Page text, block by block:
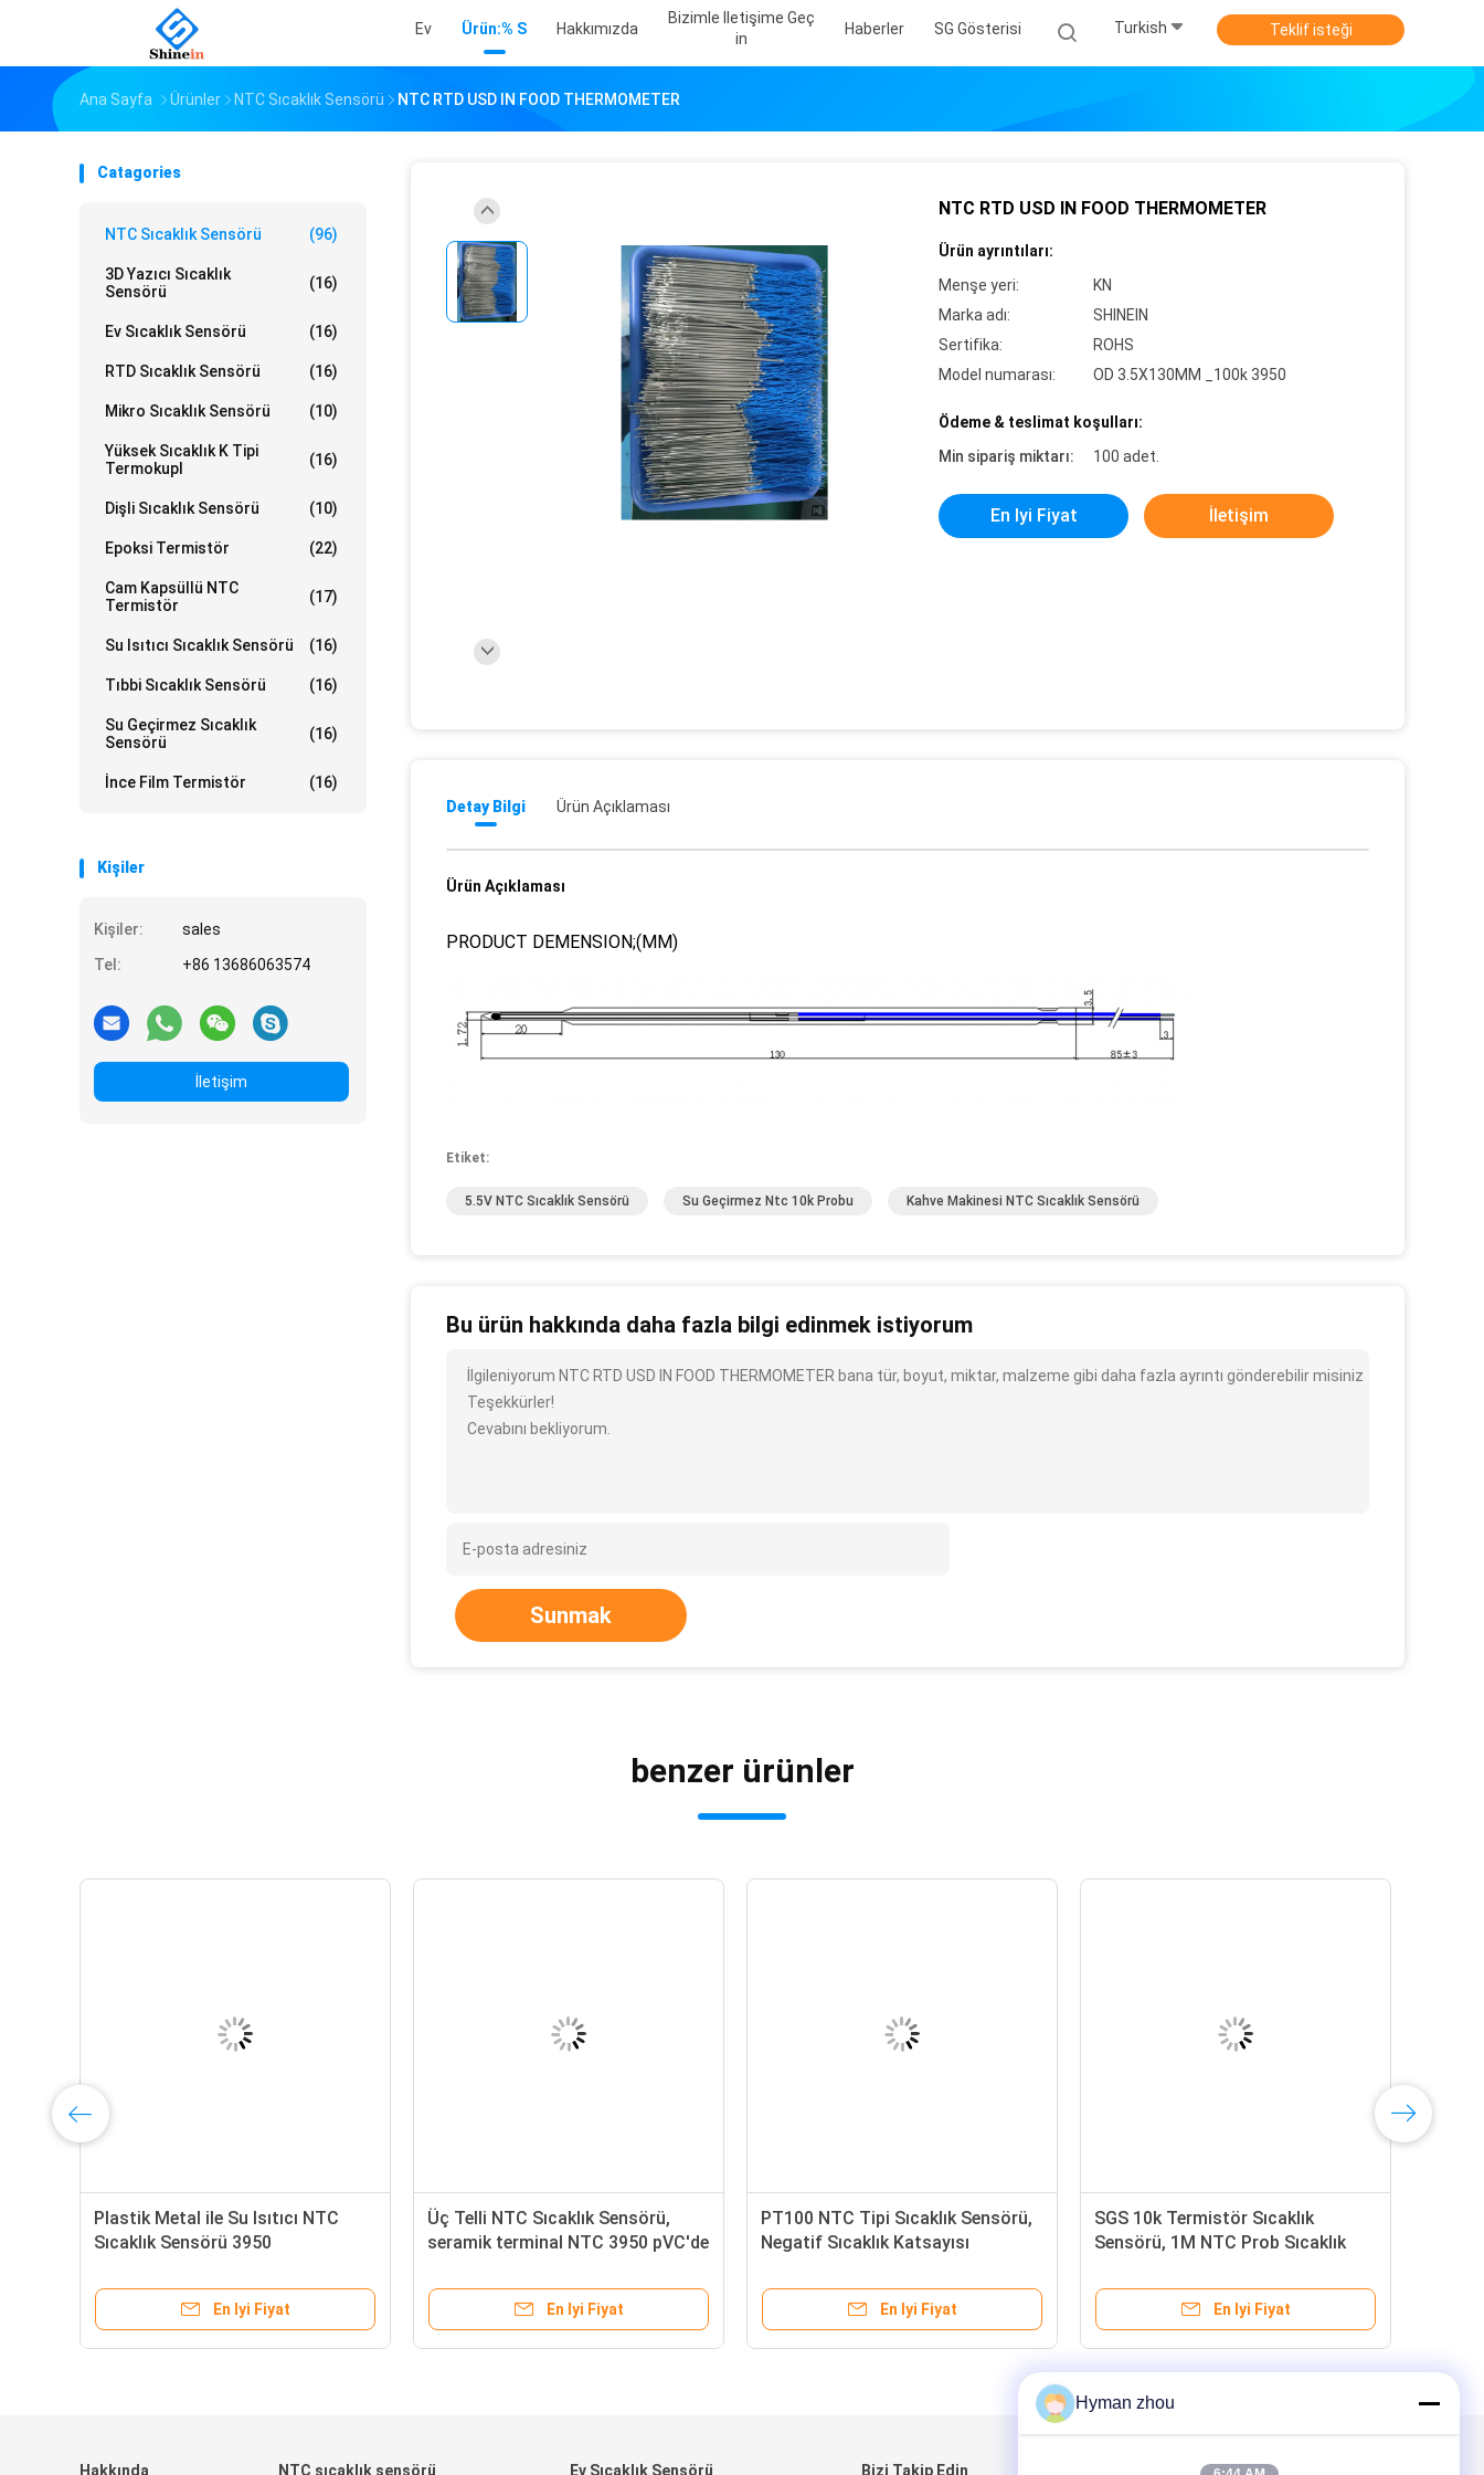
Ev Ürün:% S Hakkımızda
Bizimle Iletişime Geç
In
Haberler SG Gösterisi Turkish Teklif isteği
Ana Sayfa Ürünler NTC Sıcaklık Sensörü NTC RTD USD IN FOOD THERMOMETER
Catagories
NTC Sıcaklık Sensörü (96)
3D Yazıcı Sıcaklık
Sensörü
(16)
Ev Sıcaklık Sensörü (16)
RTD Sıcaklık Sensörü (16)
Mikro Sıcaklık Sensörü (10)
Yüksek Sıcaklık K Tipi
Termokupl
(16)
Dişli Sıcaklık Sensörü (10)
Epoksi Termistör (22)
Cam Kapsüllü NTC
Termistör
(17)
Su Isıtıcı Sıcaklık Sensörü (16)
Tıbbi Sıcaklık Sensörü (16)
Su Geçirmez Sıcaklık
Sensörü
(16)
İnce Film Termistör (16)
Kişiler
Kişiler:
sales
Tel:
+86 13686063574
İletişim
NTC RTD USD IN FOOD THERMOMETER
Ürün ayrıntıları:
Menşe yeri:
KN
Marka adı:
SHINEIN
Sertifika:
ROHS
Model numarası:
OD 3.5X130MM _100k 3950
Ödeme & teslimat koşulları:
Min sipariş miktarı:
100 adet.
En Iyi Fiyat İletişim
Detay Bilgi Ürün Açıklaması
Ürün Açıklaması
PRODUCT DEMENSION;(MM)
Etiket:
5.5V NTC Sıcaklık Sensörü Su Geçirmez Ntc 10k Probu Kahve Makinesi NTC Sıcaklık Sensörü
Bu ürün hakkında daha fazla bilgi edinmek istiyorum
İlgileniyorum NTC RTD USD IN FOOD THERMOMETER bana tür, boyut, miktar, malzeme gibi daha fazla ayrıntı gönderebilir misiniz
Teşekkürler!
Cevabını bekliyorum.
Sunmak
benzer ürünler
Plastik Metal ile Su Isıtıcı NTC
Sıcaklık Sensörü 3950
En Iyi Fiyat
Üç Telli NTC Sıcaklık Sensörü,
seramik terminal NTC 3950 pVC'de
En Iyi Fiyat
PT100 NTC Tipi Sıcaklık Sensörü,
Negatif Sıcaklık Katsayısı
En Iyi Fiyat
SGS 10k Termistör Sıcaklık
Sensörü, 1M NTC Prob Sıcaklık
En Iyi Fiyat
Hakkında NTC sıcaklık sensörü Ev Sıcaklık Sensörü Bizi Takip Edin Mail Gönder
Hyman zhou